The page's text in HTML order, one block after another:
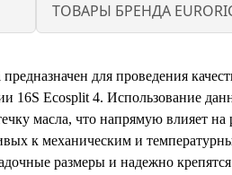
ТОВАРЫ БРЕНДА
для проведения
16S Ecosplit 4. Использование
масла, что напрямую влияет на
к механическим и
размеры и надежно